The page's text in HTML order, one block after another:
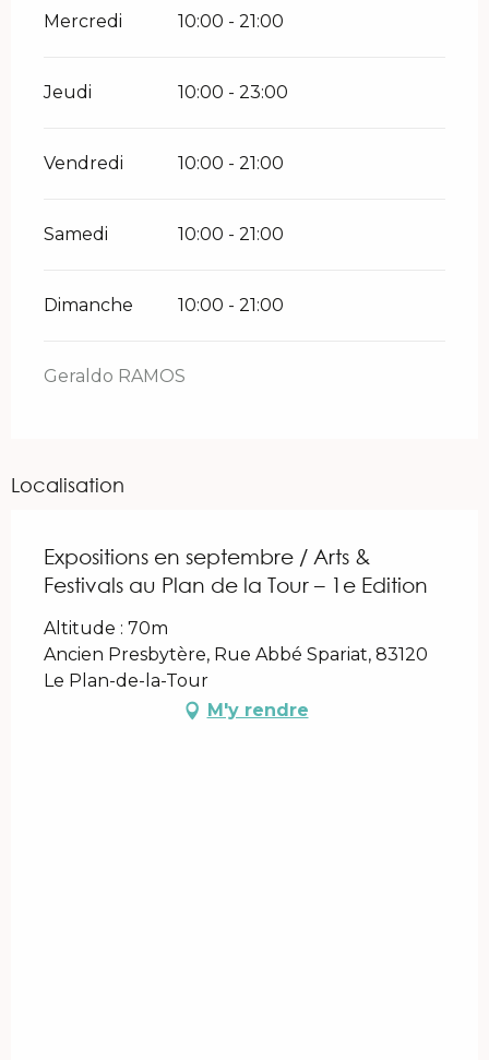
Mercredi 10:00 - 21:00
Jeudi 10:00 - 23:00
Vendredi 10:00 - 21:00
Samedi 10:00 - 21:00
Dimanche 10:00 - 21:00
Geraldo RAMOS
Localisation
Expositions en septembre / Arts &
Festivals au Plan de la Tour – 1e Edition
Altitude : 70m
Ancien Presbytère, Rue Abbé Spariat, 83120
Le Plan-de-la-Tour
M'y rendre